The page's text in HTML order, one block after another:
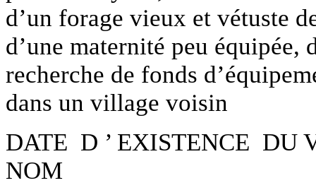
d’un forage vieux et vétuste
d’une maternité peu équipée,
recherche de fonds
dans un village voisin
DATE D ’ EXISTENCE DU
NOM